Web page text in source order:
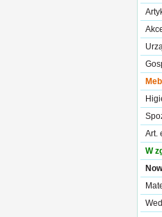
Art.
W